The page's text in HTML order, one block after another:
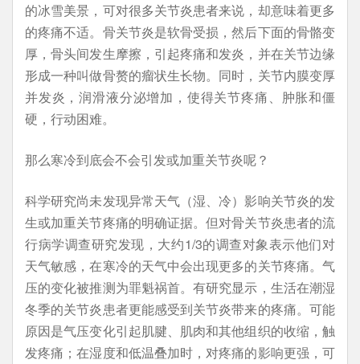
的冰雪美景，可对很多关节炎患者来说，却意味着更多
的疼痛不适。骨关节炎是软骨受损，然后下面的骨骼变
厚，骨头间发生摩擦，引起疼痛和发炎，并在关节边缘
形成一种叫做骨赘的瘤状生长物。同时，关节内膜变厚
并发炎，润滑液分泌增加，使得关节疼痛、肿胀和僵
硬，行动困难。
那么寒冷到底会不会引发或加重关节炎呢？
科学研究尚未发现异常天气（湿、冷）影响关节炎的发
生或加重关节疼痛的明确证据。但对骨关节炎患者的流
行病学调查研究发现，大约1/3的调查对象表示他们对
天气敏感，在寒冷的天气中会出现更多的关节疼痛。气
压的变化被推测为罪魁祸首。有研究显示，生活在潮湿
冬季的关节炎患者更能感受到关节炎带来的疼痛。可能
原因是气压变化引起肌腱、肌肉和其他组织的收缩，触
发疼痛；在湿度和低温叠加时，对疼痛的影响更强，可